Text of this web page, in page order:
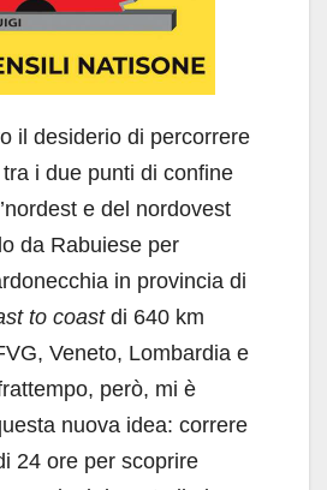
il desiderio di percorrere
i due punti di confine
e del nordovest
da Rabuiese per
in provincia di
to coastdi 640 km
Veneto, Lombardia e
però, mi è
nuova idea: correre
24 ore per scoprire